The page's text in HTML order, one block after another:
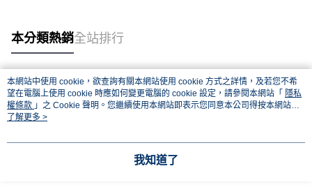
本分類熱銷全站排行
熱門標籤
本網站中使用 cookie，欲查詢有關本網站使用 cookie 方式之詳情，及若您不希
望在電腦上使用 cookie 時應如何變更電腦的 cookie 設定，請參閱本網站「 隱私
權條款 」之 Cookie 聲明。您繼續使用本網站即表示您同意本公司得按本網站使
用條款之 Cookie 聲明使用 cookie。
了解更多 >
我知道了